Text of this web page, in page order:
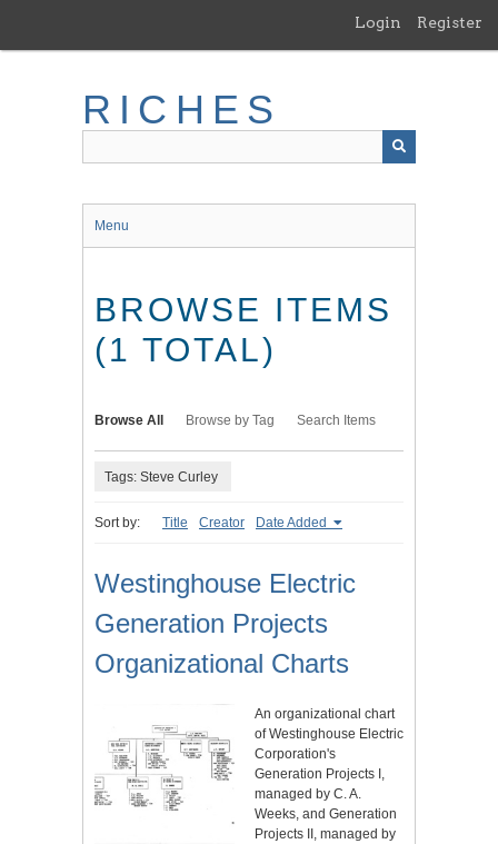
main
Login Register
RICHES
Menu
BROWSE ITEMS
(1 TOTAL)
Browse All Browse by Tag Search Items
Tags: Steve Curley
Sort by: Title Creator Date Added
Westinghouse Electric
Generation Projects
Organizational Charts
An organizational chart
of Westinghouse Electric
Corporation's
Generation Projects I,
managed by C. A.
Weeks, and Generation
Projects II, managed by